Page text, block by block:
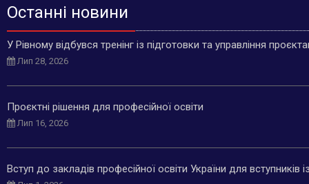
Останні новини
У Рівному відбувся тренінг із підготовки та управління
Лип 28, 2026
Проєктні рішення для професійної освіти
Лип 16, 2026
Вступ до закладів професійної освіти України для